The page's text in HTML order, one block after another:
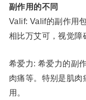
副作用的不同
Valif: Valif的副作用
相比万艾可，视觉障
希爱力: 希爱力的副
肉痛等。特别是肌
用。